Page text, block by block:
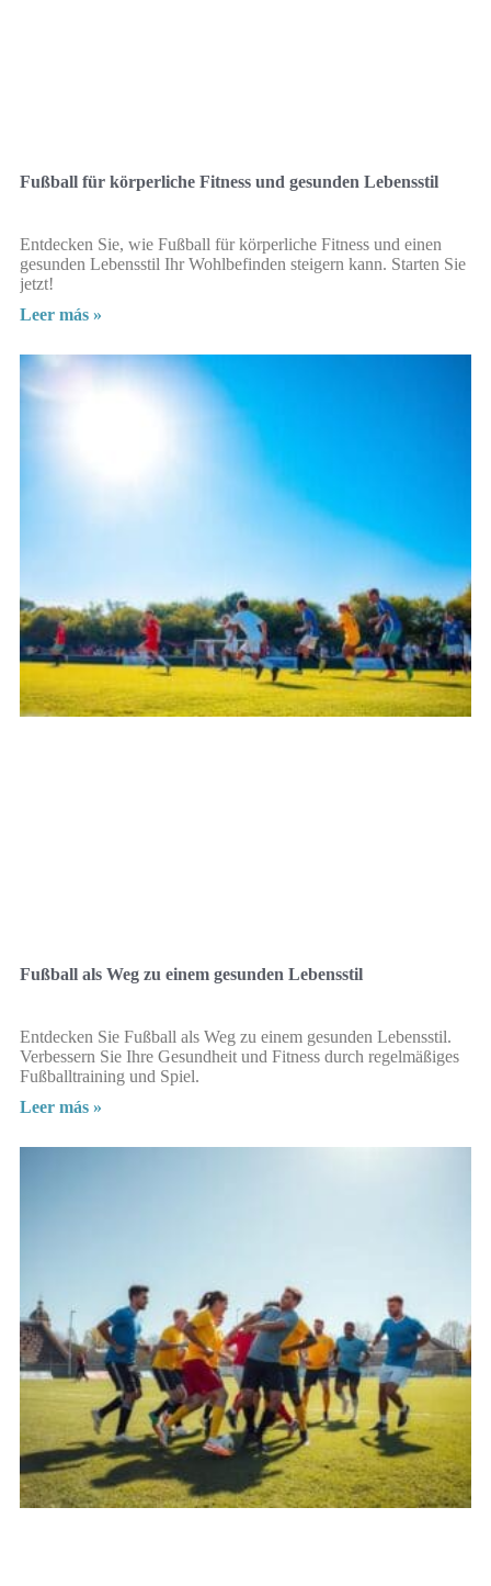
Fußball für körperliche Fitness und gesunden Lebensstil
Entdecken Sie, wie Fußball für körperliche Fitness und einen
gesunden Lebensstil Ihr Wohlbefinden steigern kann. Starten Sie
jetzt!
Leer más »
Fußball als Weg zu einem gesunden Lebensstil
Entdecken Sie Fußball als Weg zu einem gesunden Lebensstil.
Verbessern Sie Ihre Gesundheit und Fitness durch regelmäßiges
Fußballtraining und Spiel.
Leer más »